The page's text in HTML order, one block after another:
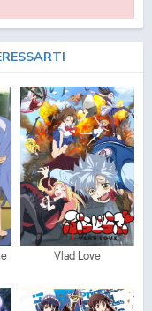
Vlad Love